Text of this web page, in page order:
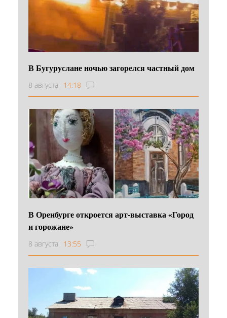
В Бугуруслане ночью загорелся частный дом
8 августа 14:18
В Оренбурге откроется арт-выставка «Город
и горожане»
8 августа 13:55